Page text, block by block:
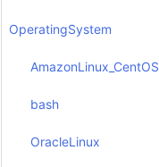
OperatingSystem
AmazonLinux_CentOS
bash
OracleLinux